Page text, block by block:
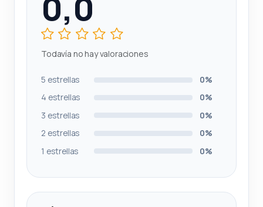
Todavía no hay valoraciones
5 estrellas
0%
4 estrellas
0%
3 estrellas
0%
2 estrellas
0%
1 estrellas
0%